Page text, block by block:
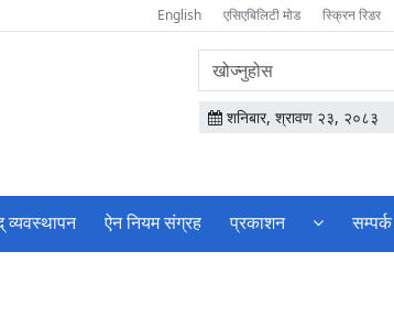
English एसिएबिलिटी मोड स्क्रिन रिडर
वेबसाइटमा
सामग्री
खोज्नुहोस
शनिबार, श्रावण २३, २०८३
व्यवस्थापन ऐन नियम संग्रह प्रकाशन सम्पर्क